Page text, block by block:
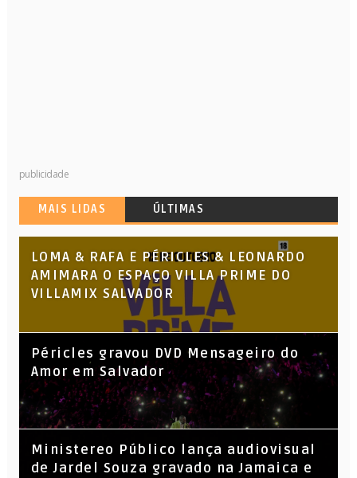
publicidade
MAIS LIDAS ÚLTIMAS
LOMA & RAFA E PÉRICLES & LEONARDO
AMIMARA O ESPAÇO VILLA PRIME DO
VILLAMIX SALVADOR
Péricles gravou DVD Mensageiro do
Amor em Salvador
​Ministereo Público lança audiovisual
de Jardel Souza gravado na Jamaica e